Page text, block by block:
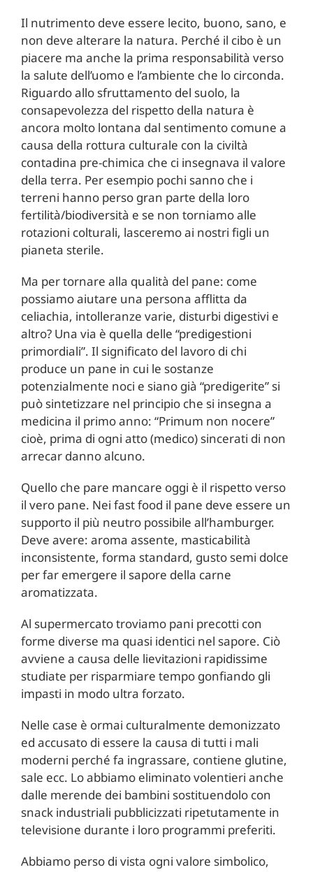
Il nutrimento deve essere lecito, buono, sano, e
non deve alterare la natura. Perché il cibo è un
piacere ma anche la prima responsabilità verso
la salute dell’uomo e l’ambiente che lo circonda.
Riguardo allo sfruttamento del suolo, la
consapevolezza del rispetto della natura è
ancora molto lontana dal sentimento comune a
causa della rottura culturale con la civiltà
contadina pre-chimica che ci insegnava il valore
della terra. Per esempio pochi sanno che i
terreni hanno perso gran parte della loro
fertilità/biodiversità e se non torniamo alle
rotazioni colturali, lasceremo ai nostri figli un
pianeta sterile.
Ma per tornare alla qualità del pane: come
possiamo aiutare una persona afflitta da
celiachia, intolleranze varie, disturbi digestivi e
altro? Una via è quella delle “predigestioni
primordiali”. Il significato del lavoro di chi
produce un pane in cui le sostanze
potenzialmente noci e siano già “predigerite” si
può sintetizzare nel principio che si insegna a
medicina il primo anno: “Primum non nocere”
cioè, prima di ogni atto (medico) sincerati di non
arrecar danno alcuno.
Quello che pare mancare oggi è il rispetto verso
il vero pane. Nei fast food il pane deve essere un
supporto il più neutro possibile all’hamburger.
Deve avere: aroma assente, masticabilità
inconsistente, forma standard, gusto semi dolce
per far emergere il sapore della carne
aromatizzata.
Al supermercato troviamo pani precotti con
forme diverse ma quasi identici nel sapore. Ciò
avviene a causa delle lievitazioni rapidissime
studiate per risparmiare tempo gonfiando gli
impasti in modo ultra forzato.
Nelle case è ormai culturalmente demonizzato
ed accusato di essere la causa di tutti i mali
moderni perché fa ingrassare, contiene glutine,
sale ecc. Lo abbiamo eliminato volentieri anche
dalle merende dei bambini sostituendolo con
snack industriali pubblicizzati ripetutamente in
televisione durante i loro programmi preferiti.
Abbiamo perso di vista ogni valore simbolico,